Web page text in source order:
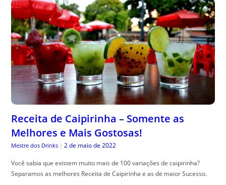
Receita de Caipirinha – Somente as
Melhores e Mais Gostosas!
Mestre dos Drinks | 2 de maio de 2022
Você sabia que existem muito mais de 100 variações de caipirinha?
Separamos as melhores Receita de Caipirinha e as de maior Sucesso.